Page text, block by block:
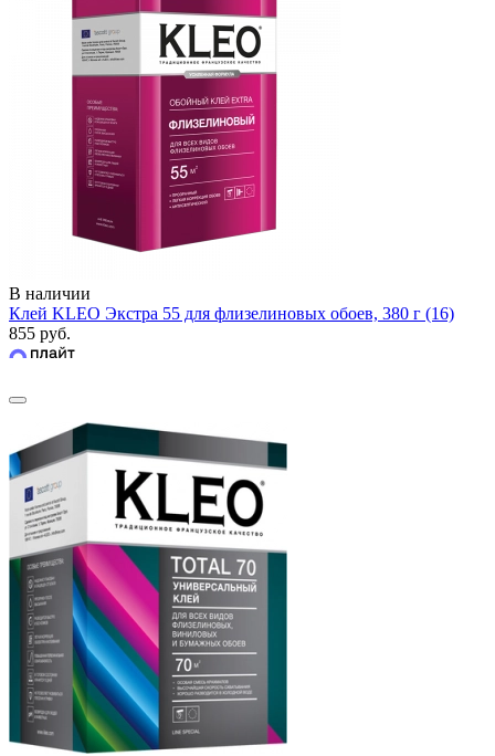
В наличии
Клей KLEO Экстра 55 для флизелиновых обоев, 380 г (16)
855 руб.